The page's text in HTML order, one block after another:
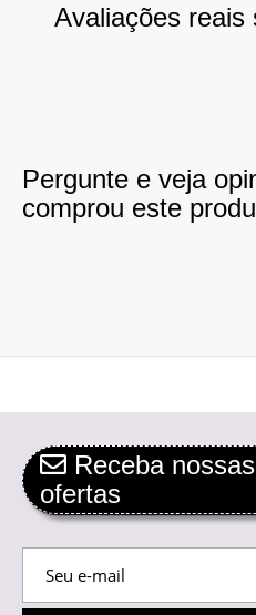
Avaliações reais
Pergunte e veja
comprou este
Receba
ofertas